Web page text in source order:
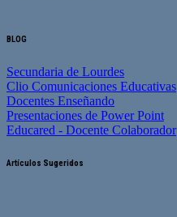
BLOG
Secundaria de Lourdes
Clio Comunicaciones Educativas
Docentes Enseñando
Presentaciones de Power Point
Educared - Docente Colaborador
Artículos Sugeridos